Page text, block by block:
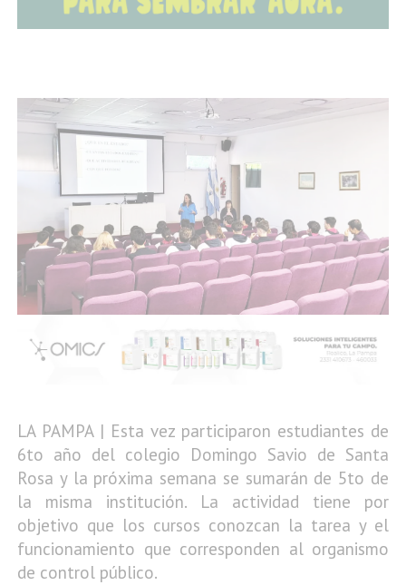
LA PAMPA | Esta vez participaron estudiantes de
6to año del colegio Domingo Savio de Santa
Rosa y la próxima semana se sumarán de 5to de
la misma institución. La actividad tiene por
objetivo que los cursos conozcan la tarea y el
funcionamiento que corresponden al organismo
de control público.